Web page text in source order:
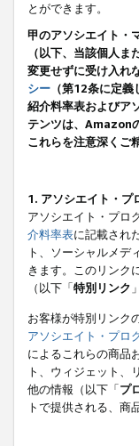
とができます。
甲のアソシエイト・
（以下、当該個人
変更せずに受け入れ
シー （第12条に定
紹介料率表およびア
テンツは、Amazon
これらを注意深くご
1. アソシエイト・プ
アソシエイト・プロ
介料率表に記載され
ト、ソーシャルメデ
きます。このリンク
（以下「特別リンク
お客様が特別リンク
アソシエイト・プロ
によるこれらの商品
ト、ウィジェット、
他の情報（以下「プ
トで提供される、商